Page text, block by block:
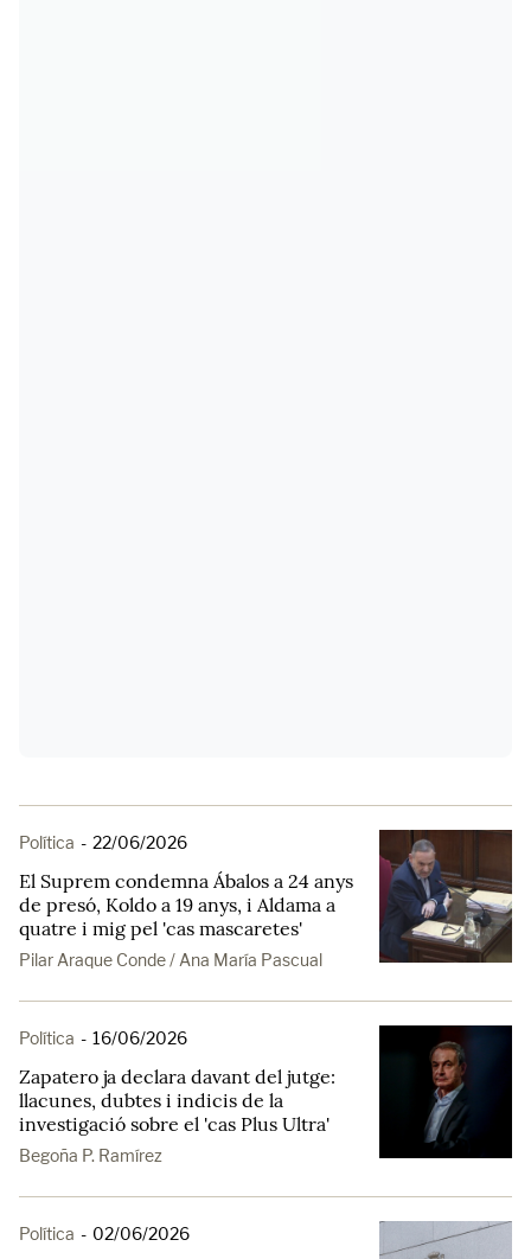
Política - 22/06/2026
El Suprem condemna Ábalos a 24 anys
de presó, Koldo a 19 anys, i Aldama a
quatre i mig pel 'cas mascaretes'
Pilar Araque Conde / Ana María Pascual
Política - 16/06/2026
Zapatero ja declara davant del jutge:
llacunes, dubtes i indicis de la
investigació sobre el 'cas Plus Ultra'
Begoña P. Ramírez
Política - 02/06/2026